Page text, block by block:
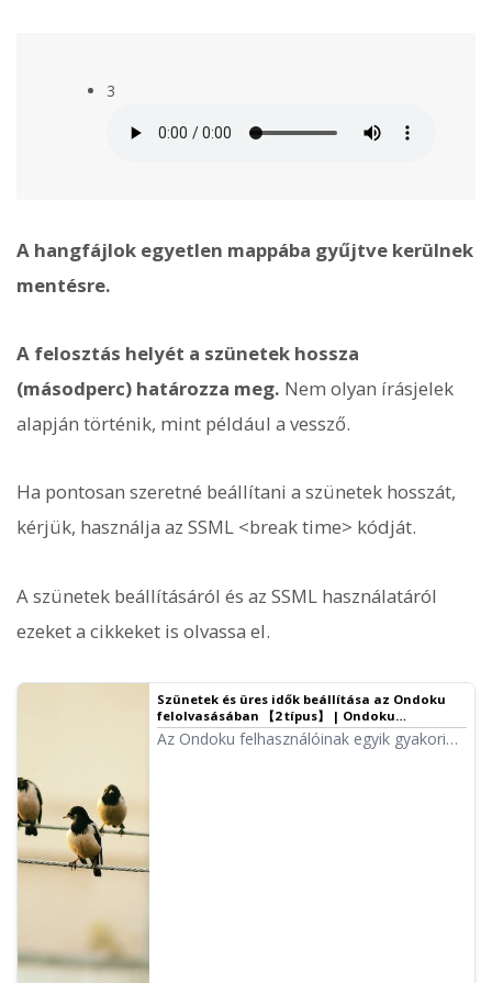
3
A hangfájlok egyetlen mappába gyűjtve kerülnek
mentésre.
A felosztás helyét a szünetek hossza
(másodperc) határozza meg. Nem olyan írásjelek
alapján történik, mint például a vessző.
Ha pontosan szeretné beállítani a szünetek hosszát,
kérjük, használja az SSML <break time> kódját.
A szünetek beállításáról és az SSML használatáról
ezeket a cikkeket is olvassa el.
Szünetek és üres idők beállítása az Ondoku
felolvasásában 【2 típus】 | Ondoku
szövegfelolvasó szoftver
Az Ondoku felhasználóinak egyik gyakori